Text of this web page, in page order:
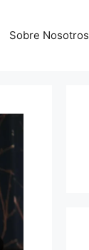
Sobre Nosotros